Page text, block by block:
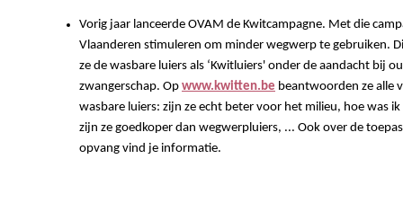
Vorig jaar lanceerde OVAM de Kwitcampagne. Met die
Vlaanderen stimuleren om minder wegwerp te gebruiken.
ze de wasbare luiers als ‘Kwitluiers' onder de aandacht bij
zwangerschap. Op www.kwitten.be beantwoorden ze alle
wasbare luiers: zijn ze echt beter voor het milieu, hoe was
zijn ze goedkoper dan wegwerpluiers, ... Ook over de
opvang vind je informatie.